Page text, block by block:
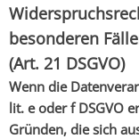
besonderen
(Art. 21 DSGVO)
Wenn die
lit. e oder f DSGVO
Gründen, die sich